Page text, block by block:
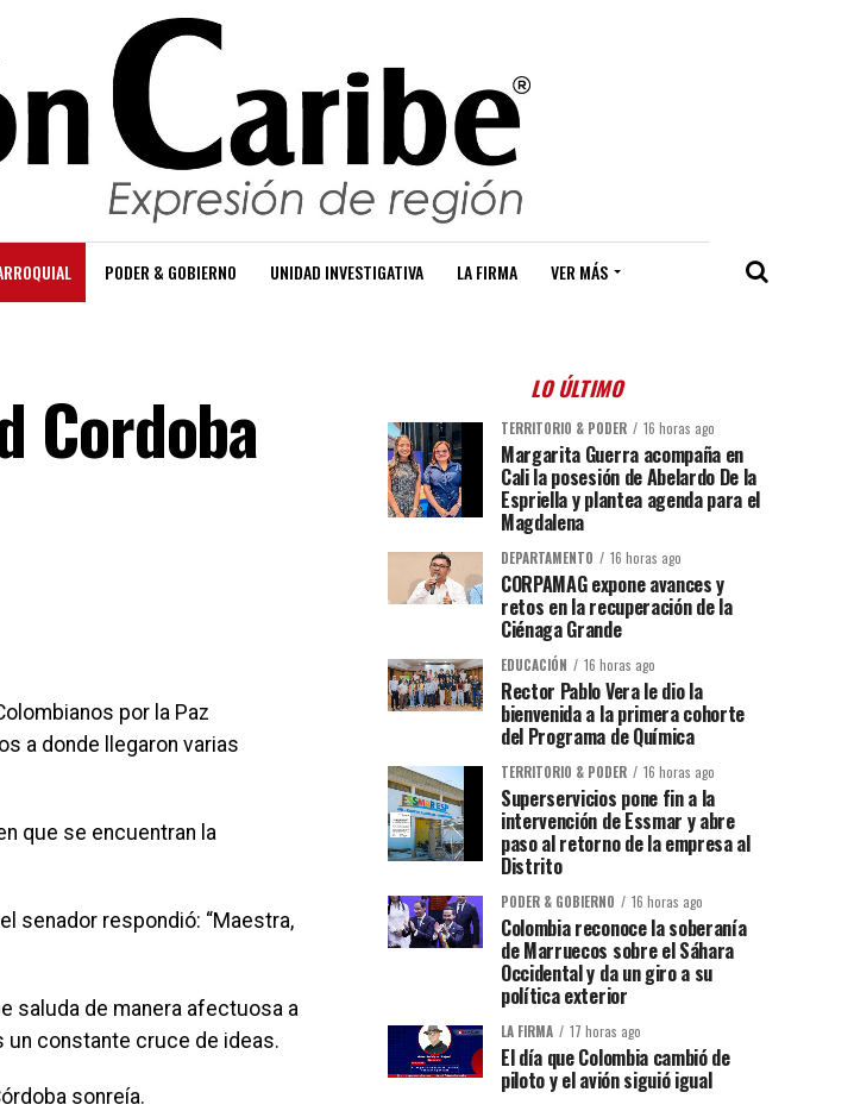
PODER & GOBIERNO UNIDAD INVESTIGATIVA LA FIRMA VER MÁS
Cordoba
por la Paz
a donde llegaron varias
que se encuentran la
senador respondió: “Maestra,
saluda de manera afectuosa a
un constante cruce de ideas.
sonreía.
LO ÚLTIMO
TERRITORIO & PODER 16 horas ago
Margarita Guerra acompaña en
Cali la posesión de Abelardo De la
Espriella y plantea agenda para el
Magdalena
DEPARTAMENTO 16 horas ago
CORPAMAG expone avances y
retos en la recuperación de la
Ciénaga Grande
EDUCACIÓN 16 horas ago
Rector Pablo Vera le dio la
bienvenida a la primera cohorte
del Programa de Química
TERRITORIO & PODER 16 horas ago
Superservicios pone fin a la
intervención de Essmar y abre
paso al retorno de la empresa al
Distrito
PODER & GOBIERNO 16 horas ago
Colombia reconoce la soberanía
de Marruecos sobre el Sáhara
Occidental y da un giro a su
política exterior
LA FIRMA 17 horas ago
El día que Colombia cambió de
piloto y el avión siguió igual